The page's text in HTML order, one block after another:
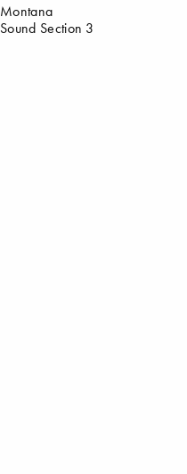
Montana
Sound Section 3